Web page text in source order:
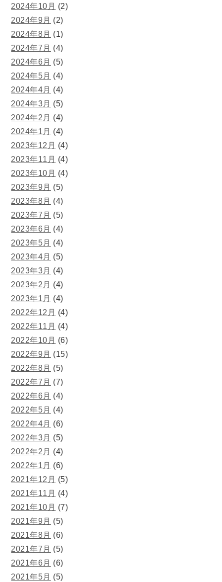
2024年10月 (2)
2024年9月 (2)
2024年8月 (1)
2024年7月 (4)
2024年6月 (5)
2024年5月 (4)
2024年4月 (4)
2024年3月 (5)
2024年2月 (4)
2024年1月 (4)
2023年12月 (4)
2023年11月 (4)
2023年10月 (4)
2023年9月 (5)
2023年8月 (4)
2023年7月 (5)
2023年6月 (4)
2023年5月 (4)
2023年4月 (5)
2023年3月 (4)
2023年2月 (4)
2023年1月 (4)
2022年12月 (4)
2022年11月 (4)
2022年10月 (6)
2022年9月 (15)
2022年8月 (5)
2022年7月 (7)
2022年6月 (4)
2022年5月 (4)
2022年4月 (6)
2022年3月 (5)
2022年2月 (4)
2022年1月 (6)
2021年12月 (5)
2021年11月 (4)
2021年10月 (7)
2021年9月 (5)
2021年8月 (6)
2021年7月 (5)
2021年6月 (6)
2021年5月 (5)